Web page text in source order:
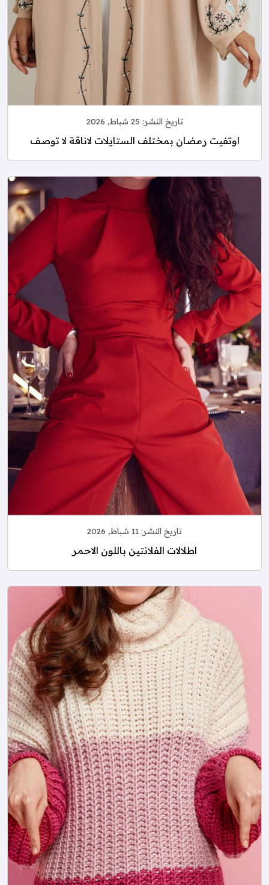
تاريخ النشر: 25 شباط, 2026
اوتفيت رمضان بمختلف الستايلات لاناقة لا توصف
تاريخ النشر: 11 شباط, 2026
اطلالات الفلانتين باللون الاحمر